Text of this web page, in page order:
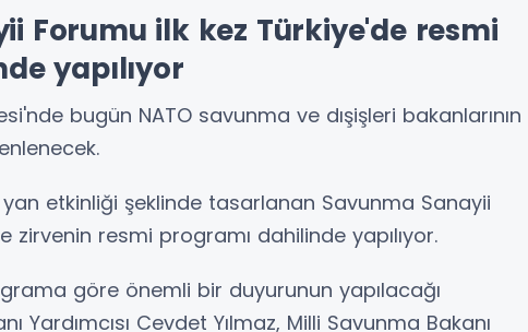
Forumu ilk kez Türkiye'de resmi
yapılıyor
bugün NATO savunma ve dışişleri bakanlarının
yan etkinliği şeklinde tasarlanan Savunma Sanayii
zirvenin resmi programı dahilinde yapılıyor.
göre önemli bir duyurunun yapılacağı
Yardımcısı Cevdet Yılmaz, Milli Savunma Bakanı